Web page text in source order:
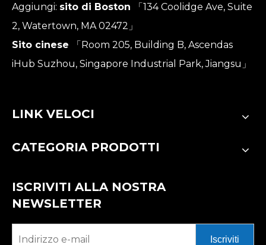
Aggiungi: sito di Boston
「134 Coolidge Ave, Suite
2, Watertown, MA 02472」
Sito cinese
「Room 205, Building B, Ascendas
iHub Suzhou, Singapore Industrial Park, Jiangsu」
LINK VELOCI
CATEGORIA PRODOTTI
ISCRIVITI ALLA NOSTRA
NEWSLETTER
Iscriviti